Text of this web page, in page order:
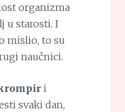
organizma
u starosti. I
mislio, to su
naučnici.
i
svaki dan,